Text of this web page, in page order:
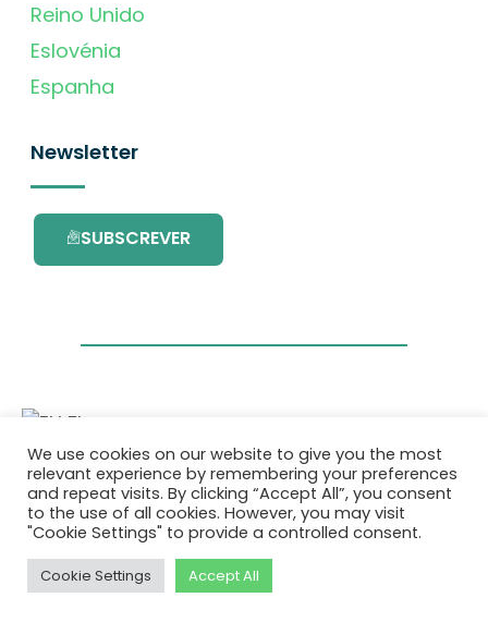
Reino Unido
Eslovénia
Espanha
Newsletter
SUBSCREVER
Este projecto é financiado pelo Programa de
Investigação e Inovação da União Europeia
Horizonte 2020 com o contrato Nº. 101036418.
Política de Privacidade
© 2026 AURORA
We use cookies on our website to give you the most
relevant experience by remembering your preferences
and repeat visits. By clicking “Accept All”, you consent
to the use of all cookies. However, you may visit
"Cookie Settings" to provide a controlled consent.
Cookie Settings Accept All